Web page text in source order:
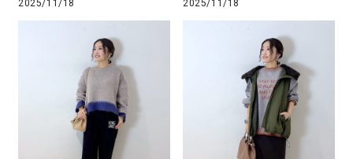
2025/11/18 2025/11/18